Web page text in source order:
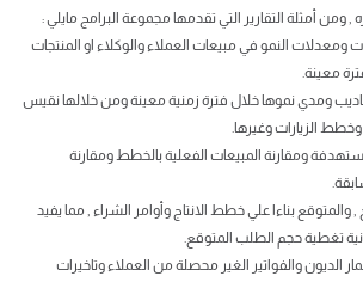
ومن أمثلة التقارير التي تقدمها مجموعة البرامج مايلي :
ومعدلات النمو في مبيعات العملاء والوكلاء او المنتجات
معينة.
ومدي نموها خلال فترة زمنية معينة ومن خلالها نقيس
الزيارات وغيرها.
ومقارنة المبيعات الفعلية بالخطط ومقارنة
والمتوقع بناءا علي خطط الانتاج وأوامر الشراء , مما يفيد
تغطية حجم الطلب المتوقع.
الديون والفواتير الغير محصلة من العملاء وتاخيرات